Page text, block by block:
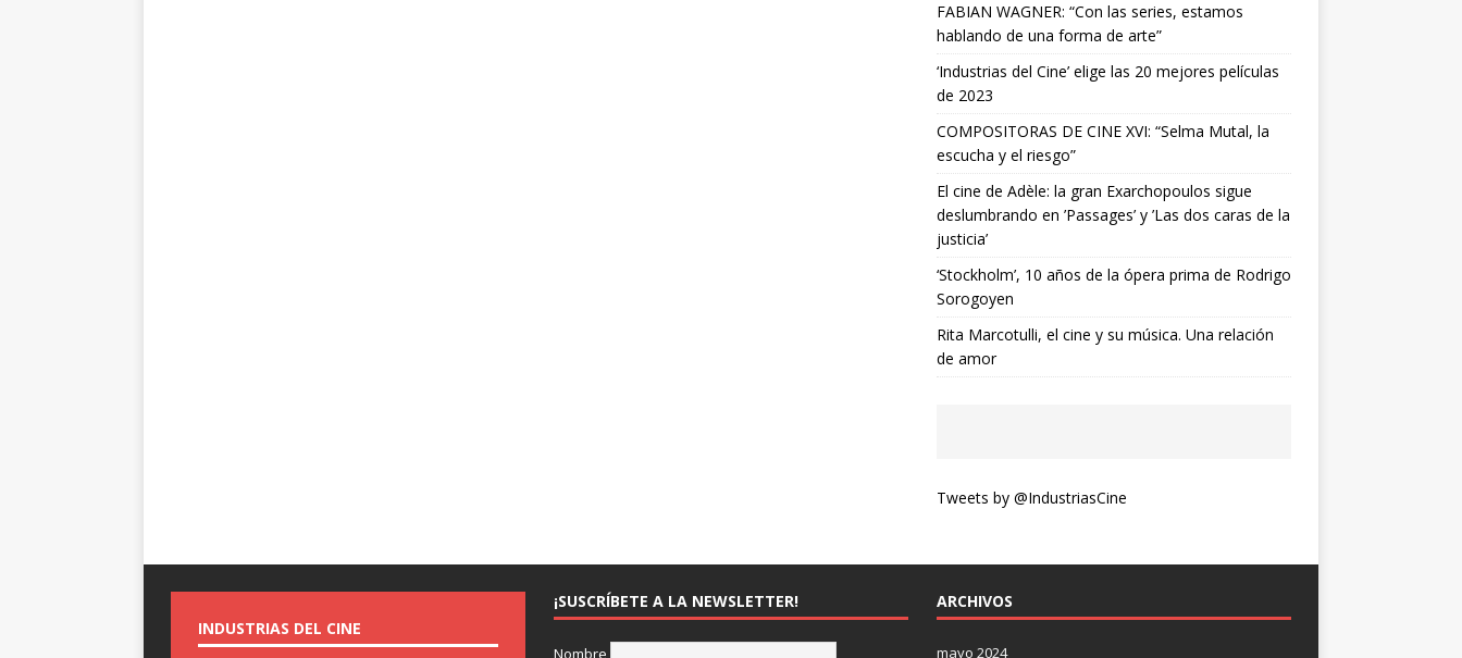
FABIAN WAGNER: “Con las series, estamos
hablando de una forma de arte”
‘Industrias del Cine’ elige las 20 mejores películas
de 2023
COMPOSITORAS DE CINE XVI: “Selma Mutal, la
escucha y el riesgo”
El cine de Adèle: la gran Exarchopoulos sigue
deslumbrando en ’Passages’ y ’Las dos caras de la
justicia’
‘Stockholm’, 10 años de la ópera prima de Rodrigo
Sorogoyen
Rita Marcotulli, el cine y su música. Una relación
de amor
Tweets by @IndustriasCine
INDUSTRIAS DEL CINE
¡SUSCRÍBETE A LA NEWSLETTER! ARCHIVOS
mayo 2024